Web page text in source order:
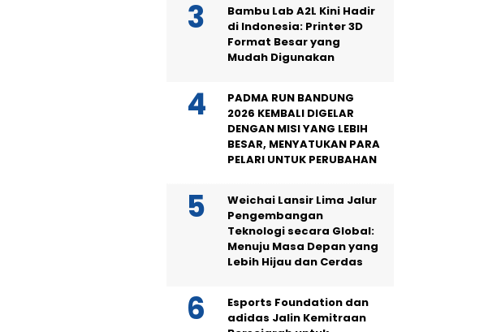
Bambu Lab A2L Kini Hadir
di Indonesia: Printer 3D
Format Besar yang
Mudah Digunakan
PADMA RUN BANDUNG
2026 KEMBALI DIGELAR
DENGAN MISI YANG LEBIH
BESAR, MENYATUKAN PARA
PELARI UNTUK PERUBAHAN
Weichai Lansir Lima Jalur
Pengembangan
Teknologi secara Global:
Menuju Masa Depan yang
Lebih Hijau dan Cerdas
Esports Foundation dan
adidas Jalin Kemitraan